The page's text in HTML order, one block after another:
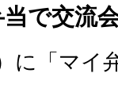
で交流
に「マイ